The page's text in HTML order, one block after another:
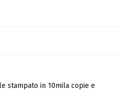
stampato in 10mila copie e